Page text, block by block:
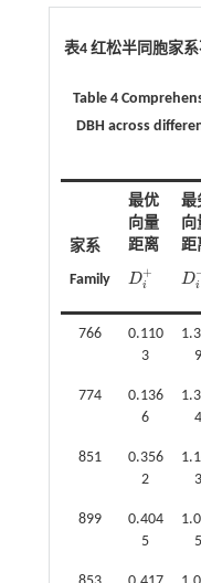
表4 红松半同胞家
Table 4
DBH across
家系
Family
最优
向量
距离
D+
i
Di+
最
向
距
Di
Di-
766
0.110
3
9
774
0.136
6
4
851
0.356
2
3
899
0.404
5
5